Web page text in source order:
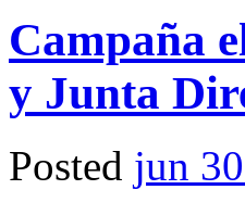
Campaña
y Junta
Posted jun